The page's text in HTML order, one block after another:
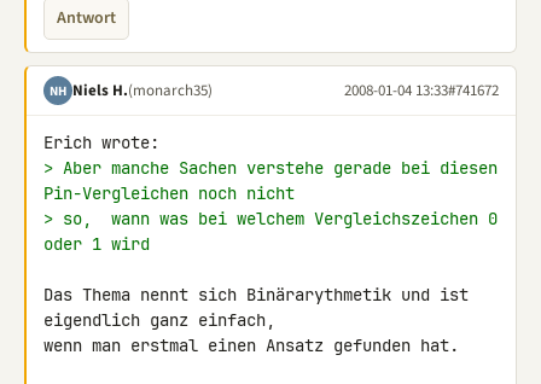
Antwort
NH Niels H.(monarch35) 2008-01-04 13:33#741672
> Aber manche Sachen verstehe gerade bei diesen
Pin-Vergleichen noch nicht
> so,  wann was bei welchem Vergleichszeichen 0
oder 1 wird
Das Thema nennt sich Binärarythmetik und ist
eigendlich ganz einfach,
wenn man erstmal einen Ansatz gefunden hat.